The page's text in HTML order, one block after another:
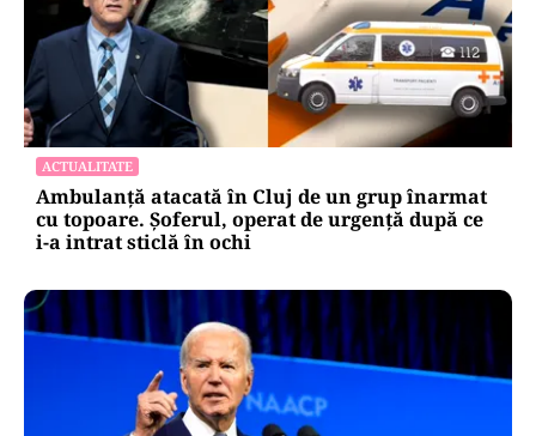
ACTUALITATE
Ambulanță atacată în Cluj de un grup înarmat
cu topoare. Șoferul, operat de urgență după ce
i-a intrat sticlă în ochi